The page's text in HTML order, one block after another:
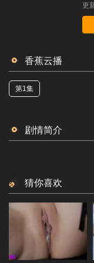
更
香蕉云播
第1集
剧情简介
猜你喜欢